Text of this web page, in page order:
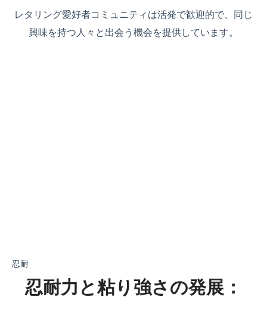
レタリング愛好者コミュニティは活発で歓迎的で、同じ
興味を持つ人々と出会う機会を提供しています。
忍耐
忍耐力と粘り強さの発展：